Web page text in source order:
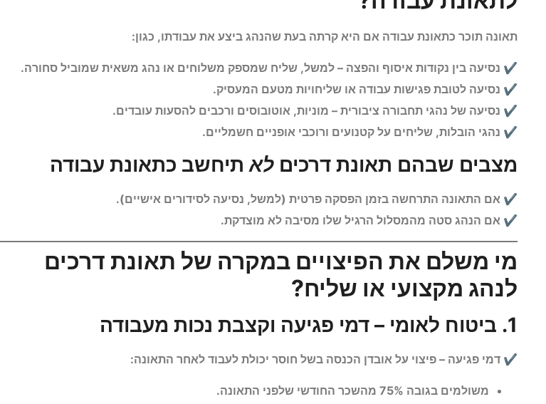
תאונה תוכר כתאונת עבודה אם היא קרתה בעת שהנהג ביצע את עבודתו, כגון:
✔ נסיעה בין נקודות איסוף והפצה – למשל, שליח שמספק משלוחים או נהג משאית שמוביל סחורה.
✔ נסיעה לטובת פגישות עבודה או שליחויות מטעם המעסיק.
✔ נסיעה של נהגי תחבורה ציבורית – מוניות, אוטובוסים ורכבים להסעות עובדים.
✔ נהגי הובלות, שליחים על קטנועים ורוכבי אופניים חשמליים.
מצבים שבהם תאונת דרכים לא תיחשב כתאונת עבודה
✔ אם התאונה התרחשה בזמן הפסקה פרטית (למשל, נסיעה לסידורים אישיים).
✔ אם הנהג סטה מהמסלול הרגיל שלו מסיבה לא מוצדקת.
מי משלם את הפיצויים במקרה של תאונת דרכים
לנהג מקצועי או שליח?
1. ביטוח לאומי – דמי פגיעה וקצבת נכות מעבודה
✔ דמי פגיעה – פיצוי על אובדן הכנסה בשל חוסר יכולת לעבוד לאחר התאונה:
משולמים בגובה 75% מהשכר החודשי שלפני התאונה.